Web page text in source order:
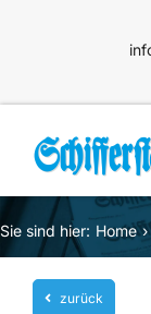
Home
Themen
Blog
Sie sind hier: Home
zurück